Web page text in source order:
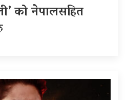
को नेपालसहित